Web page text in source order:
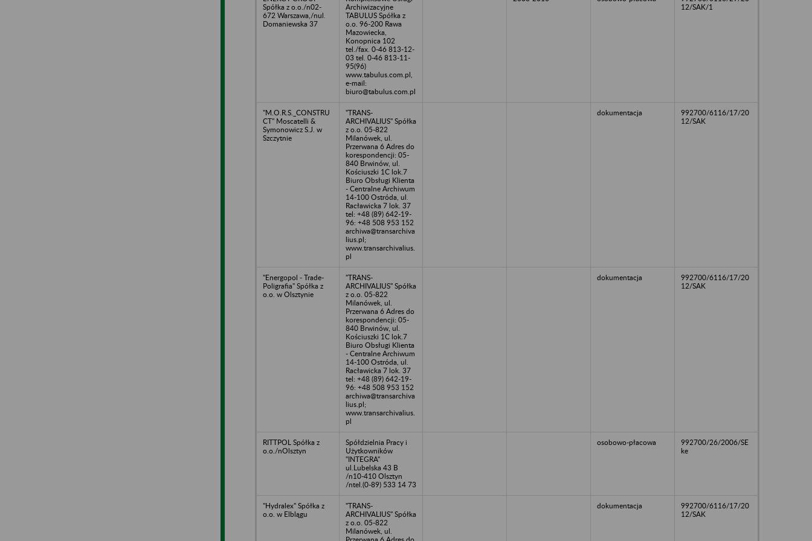
Spółka z o.o./n02-
672 Warszawa,/nul.
Domaniewska 37
Archiwizacyjne
TABULUS Spółka z
o.o. 96-200 Rawa
Mazowiecka,
Konopnica 102
tel./fax. 0-46 813-12-
03 tel. 0-46 813-11-
95(96)
www.tabulus.com.pl,
e-mail:
biuro@tabulus.com.pl
12/SAK/1
"M.O.R.S._CONSTRU
CT" Moscatelli &
Symonowicz S.J. w
Szczytnie
"TRANS-
ARCHIVALIUS" Spółka
z o.o. 05-822
Milanówek, ul.
Przerwana 6 Adres do
korespondencji: 05-
840 Brwinów, ul.
Kościuszki 1C lok.7
Biuro Obsługi Klienta
- Centralne Archiwum
14-100 Ostróda, ul.
Racławicka 7 lok. 37
tel: +48 (89) 642-19-
96: +48 508 953 152
archiwa@transarchiva
lius.pl;
www.transarchivalius.
pl
dokumentacja
992700/6116/17/20
12/SAK
"Energopol - Trade-
Poligrafia" Spółka z
o.o. w Olsztynie
"TRANS-
ARCHIVALIUS" Spółka
z o.o. 05-822
Milanówek, ul.
Przerwana 6 Adres do
korespondencji: 05-
840 Brwinów, ul.
Kościuszki 1C lok.7
Biuro Obsługi Klienta
- Centralne Archiwum
14-100 Ostróda, ul.
Racławicka 7 lok. 37
tel: +48 (89) 642-19-
96: +48 508 953 152
archiwa@transarchiva
lius.pl;
www.transarchivalius.
pl
dokumentacja
992700/6116/17/20
12/SAK
RITTPOL Spółka z
o.o./nOlsztyn
Spółdzielnia Pracy i
Użytkowników
"INTEGRA"
ul.Lubelska 43 B
/n10-410 Olsztyn
/ntel.(0-89) 533 14 73
osobowo-płacowa
992700/26/2006/SE
ke
"Hydralex" Spółka z
o.o. w Elblągu
"TRANS-
ARCHIVALIUS" Spółka
z o.o. 05-822
Milanówek, ul.
dokumentacja
992700/6116/17/20
12/SAK